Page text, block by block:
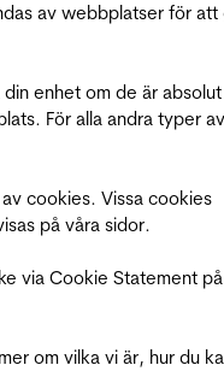
av webbplatser för att
enhet om de är absolut
För alla andra typer av
cookies. Vissa cookies
på våra sidor.
via Cookie Statement
om vilka vi är, hur du